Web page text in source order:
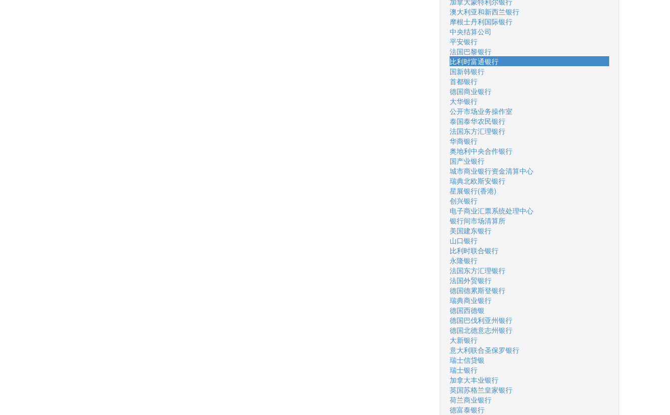
澳大利亚和新西兰银行
摩根士丹利国际银行
中央结算公司
平安银行
法国巴黎银行
比利时富通银行
国新韩银行
首都银行
德国商业银行
大华银行
公开市场业务操作室
泰国泰华农民银行
法国东方汇理银行
华商银行
奥地利中央合作银行
国产业银行
城市商业银行资金清算中心
瑞典北欧斯安银行
星展银行(香港)
创兴银行
电子商业汇票系统处理中心
银行间市场清算所
美国建东银行
山口银行
比利时联合银行
永隆银行
法国东方汇理银行
法国外贸银行
德国德累斯登银行
瑞典商业银行
德国西德银
德国巴伐利亚州银行
德国北德意志州银行
大新银行
意大利联合圣保罗银行
瑞士信贷银
瑞士银行
加拿大丰业银行
英国苏格兰皇家银行
荷兰商业银行
德富泰银行